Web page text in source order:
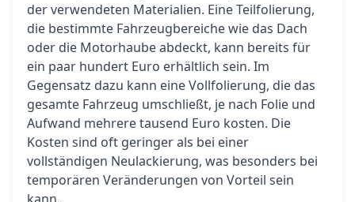
der verwendeten Materialien. Eine Teilfolierung,
die bestimmte Fahrzeugbereiche wie das Dach
oder die Motorhaube abdeckt, kann bereits für
ein paar hundert Euro erhältlich sein. Im
Gegensatz dazu kann eine Vollfolierung, die das
gesamte Fahrzeug umschließt, je nach Folie und
Aufwand mehrere tausend Euro kosten. Die
Kosten sind oft geringer als bei einer
vollständigen Neulackierung, was besonders bei
temporären Veränderungen von Vorteil sein